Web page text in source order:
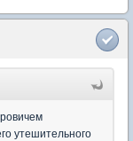
утешительного